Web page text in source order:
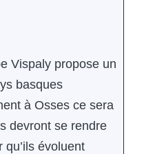
Vispaly propose un
basques
à Osses ce sera
devront se rendre
évoluent